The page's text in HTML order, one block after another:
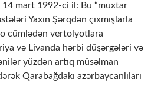
14 mart 1992-ci il: Bu “muxtar
Yaxın Şərqdən çıxmışlarla
cümlədən vertolyotlara
və Livanda hərbi düşərgələri və
yüzdən artıq müsəlman
Qarabağdakı azərbaycanlıları